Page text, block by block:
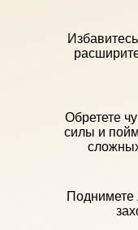
Поднимете
Обретете
силы и